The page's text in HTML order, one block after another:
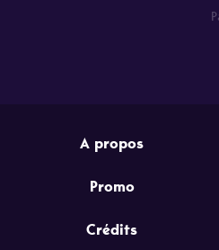
A propos
Promo
Crédits